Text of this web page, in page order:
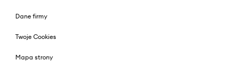
Dane firmy
Twoje Cookies
Mapa strony